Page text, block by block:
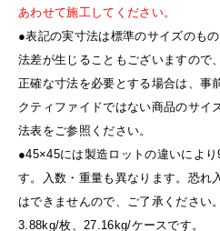
あわせて施工してください。
●表記の実寸法は標準のサイズのも
法差が生じることもございますので
正確な寸法を必要とする場合は、事
クティファイドではない商品のサイ
法表をご参照ください。
●45×45には製造ロットの違いによ
す。入数・重量も異なります。恐れ
はできませんので、ご了承ください
3.88kg/枚、27.16kg/ケースです。